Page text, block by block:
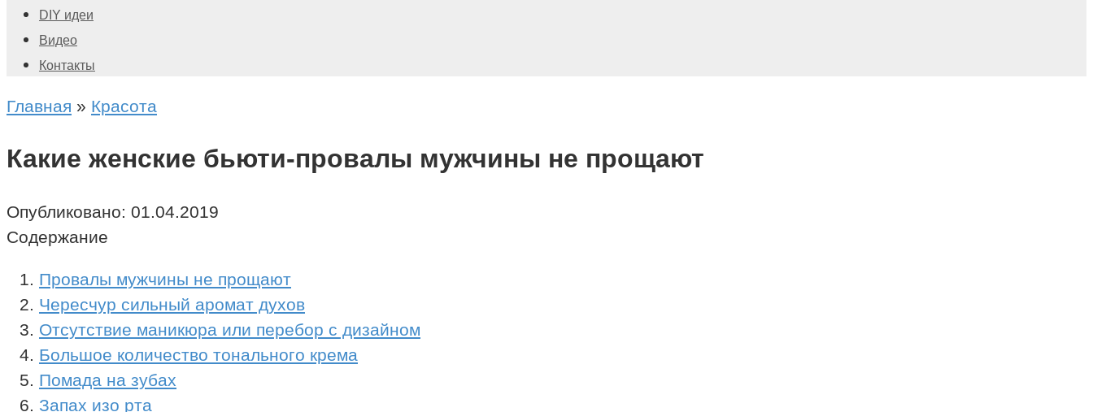
DIY идеи
Видео
Контакты
Главная » Красота
Какие женские бьюти-провалы мужчины не прощают
Опубликовано: 01.04.2019
Содержание
Провалы мужчины не прощают
Чересчур сильный аромат духов
Отсутствие маникюра или перебор с дизайном
Большое количество тонального крема
Помада на зубах
Запах изо рта